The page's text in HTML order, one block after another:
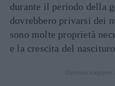
durante il periodo della
dovrebbero privarsi dei
sono molte proprietà
e la crescita del